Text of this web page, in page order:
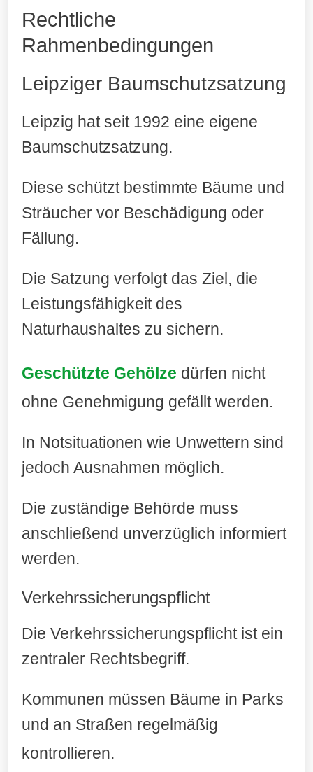
Rechtliche
Rahmenbedingungen
Leipziger Baumschutzsatzung
Leipzig hat seit 1992 eine eigene
Baumschutzsatzung.
Diese schützt bestimmte Bäume und
Sträucher vor Beschädigung oder
Fällung.
Die Satzung verfolgt das Ziel, die
Leistungsfähigkeit des
Naturhaushaltes zu sichern.
Geschützte Gehölze dürfen nicht
ohne Genehmigung gefällt werden.
In Notsituationen wie Unwettern sind
jedoch Ausnahmen möglich.
Die zuständige Behörde muss
anschließend unverzüglich informiert
werden.
Verkehrssicherungspflicht
Die Verkehrssicherungspflicht ist ein
zentraler Rechtsbegriff.
Kommunen müssen Bäume in Parks
und an Straßen regelmäßig
kontrollieren.